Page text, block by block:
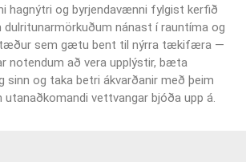
hagnýtri og byrjendavænni fylgist kerfið
nánast í rauntíma og
sem gætu bent til nýrra tækifæra —
notendum að vera upplýstir, bæta
sinn og taka betri ákvarðanir með þeim
vettvangar bjóða upp á.